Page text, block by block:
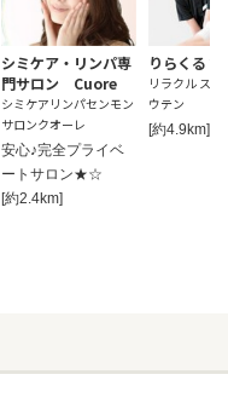
シミケア・リンパ専
門サロン Cuore
シミケアリンパセンモン
サロンクオーレ
安心♪完全プライベ
ートサロン★☆
[約2.4km]
りらくる
リラクル ス
ウテン
[約4.9km]